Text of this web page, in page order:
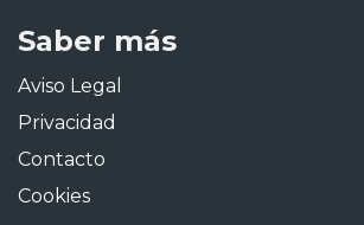
Saber más
Aviso Legal
Privacidad
Contacto
Cookies